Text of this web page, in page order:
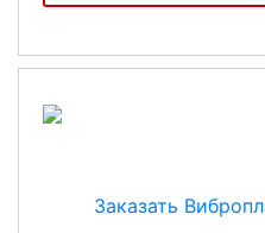
Виброплатформа iRest RC-CFM-V7